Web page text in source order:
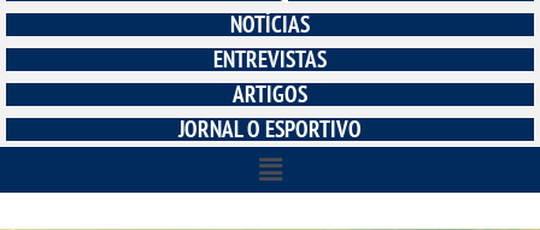
NOTÍCIAS
ENTREVISTAS
ARTIGOS
JORNAL O ESPORTIVO